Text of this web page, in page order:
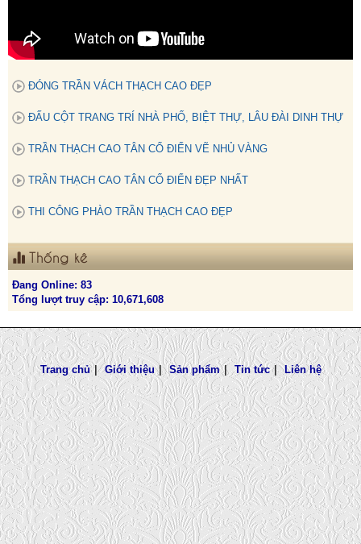
ĐÓNG TRẦN VÁCH THẠCH CAO ĐẸP
ĐẤU CỘT TRANG TRÍ NHÀ PHỐ, BIỆT THỰ, LÂU ĐÀI DINH THỰ
TRẦN THẠCH CAO TÂN CỔ ĐIỂN VẼ NHỦ VÀNG
TRẦN THẠCH CAO TÂN CỔ ĐIỂN ĐẸP NHẤT
THI CÔNG PHÀO TRẦN THẠCH CAO ĐẸP
Thống kê
Đang Online: 83
Tổng lượt truy cập: 10,671,608
Trang chủ | Giới thiệu | Sản phẩm | Tin tức | Liên hệ